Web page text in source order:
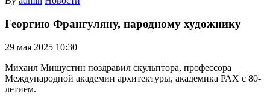
Георгию Франгуляну, народному художнику
29 мая 2025 10:30
Михаил Мишустин поздравил скульптора, профессора
Международной академии архитектуры, академика РАХ с 80-
летием.